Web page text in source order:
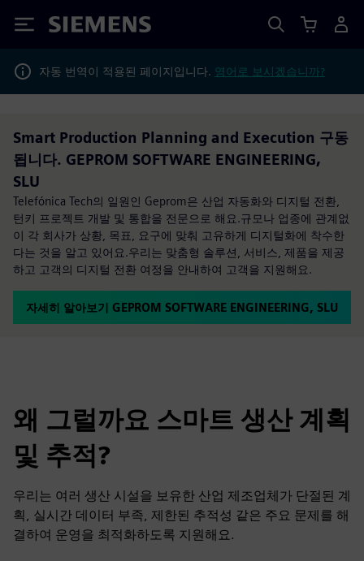
Siemens
자동 번역이 적용된 페이지입니다. 영어로 보시겠습니까?
Smart Production Planning and Execution 구동
됩니다. GEPROM SOFTWARE ENGINEERING,
SLU
Telefónica Tech의 일원인 Geprom은 산업 자동화와 디지털 전환,
턴키 프로젝트 개발 및 통합을 전문으로 해요.규모나 업종에 관계없
이 각 회사가 상황, 목표, 요구에 맞춰 고유하게 디지털화에 착수한
다는 것을 알고 있어요.우리는 맞춤형 솔루션, 서비스, 제품을 제공
하고 고객의 디지털 전환 여정을 안내하여 고객을 지원해요.
자세히 알아보기 GEPROM SOFTWARE ENGINEERING, SLU
왜 그럴까요 스마트 생산 계획
및 추적?
우리는 여러 생산 시설을 보유한 산업 제조업체가 단절된 계
획, 실시간 데이터 부족, 제한된 추적성 같은 주요 문제를 해
결하여 운영을 최적화하도록 지원해요.